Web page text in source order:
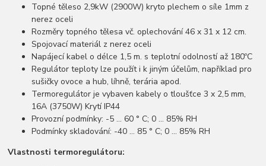
Topné těleso 2,9kW (2900W) kryto plechem o síle 1mm z
nerez oceli
Rozměry topného tělesa vč. oplechování 46 x 31 x 12 cm.
Spojovací materiál z nerez oceli
Napájecí kabel o délce 1,5 m. s teplotní odolností až 180ºC
Regulátor teploty lze použít i k jiným účelům, například pro
sušičky ovoce a hub, líhně, terária apod.
Termoregulátor je vybaven kabely o tloušťce 3 x 2,5 mm,
16A (3750W) Krytí IP44
Provozní podmínky: -5 ... 60 ° C; 0 ... 85% RH
Podmínky skladování: -40 ... 85 ° C; 0 ... 85% RH
Vlastnosti termoregulátoru: